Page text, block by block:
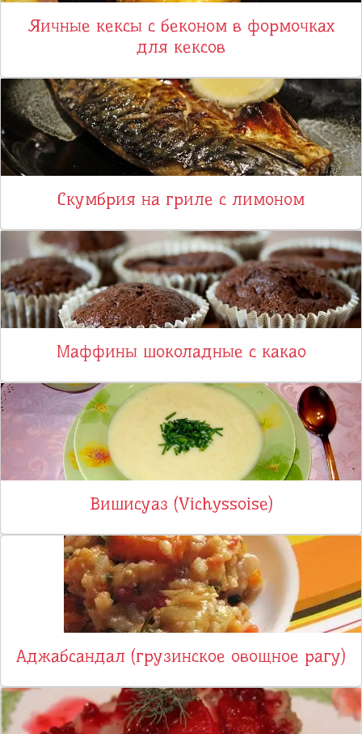
Яичные кексы с беконом в формочках
для кексов
Cкумбрия на гриле с лимоном
Маффины шоколадные с какао
Вишисуаз (Vichyssoise)
Аджабсандал (грузинское овощное рагу)